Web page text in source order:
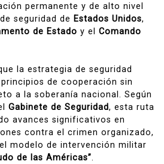
permanente y de alto nivel
seguridad de Estados Unidos,
de Estado y el Comando
la estrategia de seguridad
de cooperación sin
a la soberanía nacional. Según
Gabinete de Seguridad, esta ruta
avances significativos en
contra el crimen organizado,
modelo de intervención militar
de las Américas”.